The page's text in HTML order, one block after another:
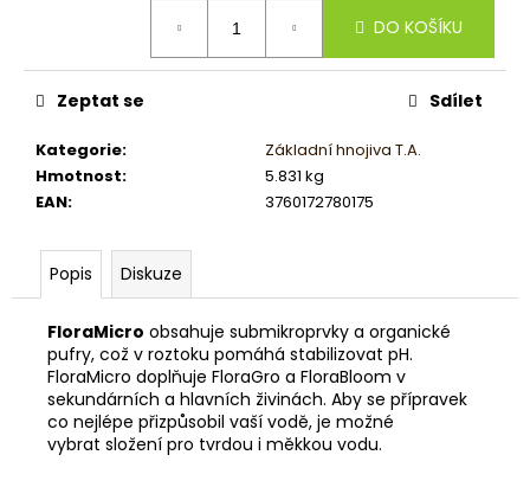
DO KOŠÍKU
Kategorie:
Základní hnojiva T.A.
Hmotnost:
5.831 kg
EAN: 3760172780175
Zeptat se Sdílet
Popis Diskuze
FloraMicro obsahuje submikroprvky a organické
pufry, což v roztoku pomáhá stabilizovat pH.
FloraMicro doplňuje FloraGro a FloraBloom v
sekundárních a hlavních živinách. Aby se přípravek
co nejlépe přizpůsobil vaší vodě, je možné
vybrat složení pro tvrdou i měkkou vodu.
u
m
e